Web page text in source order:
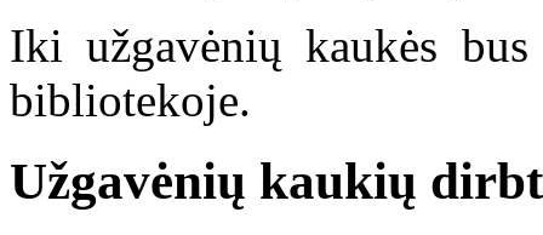
Iki užgavėnių kaukės
bibliotekoje.
Užgavėnių kaukių